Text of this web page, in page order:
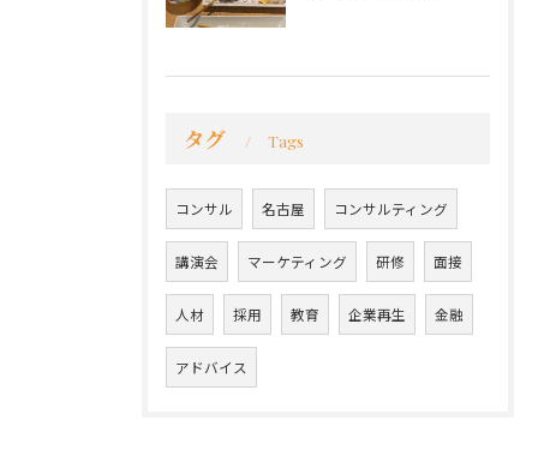
タグ Tags
コンサル 名古屋 コンサルティング
講演会 マーケティング 研修 面接
人材 採用 教育 企業再生 金融
アドバイス